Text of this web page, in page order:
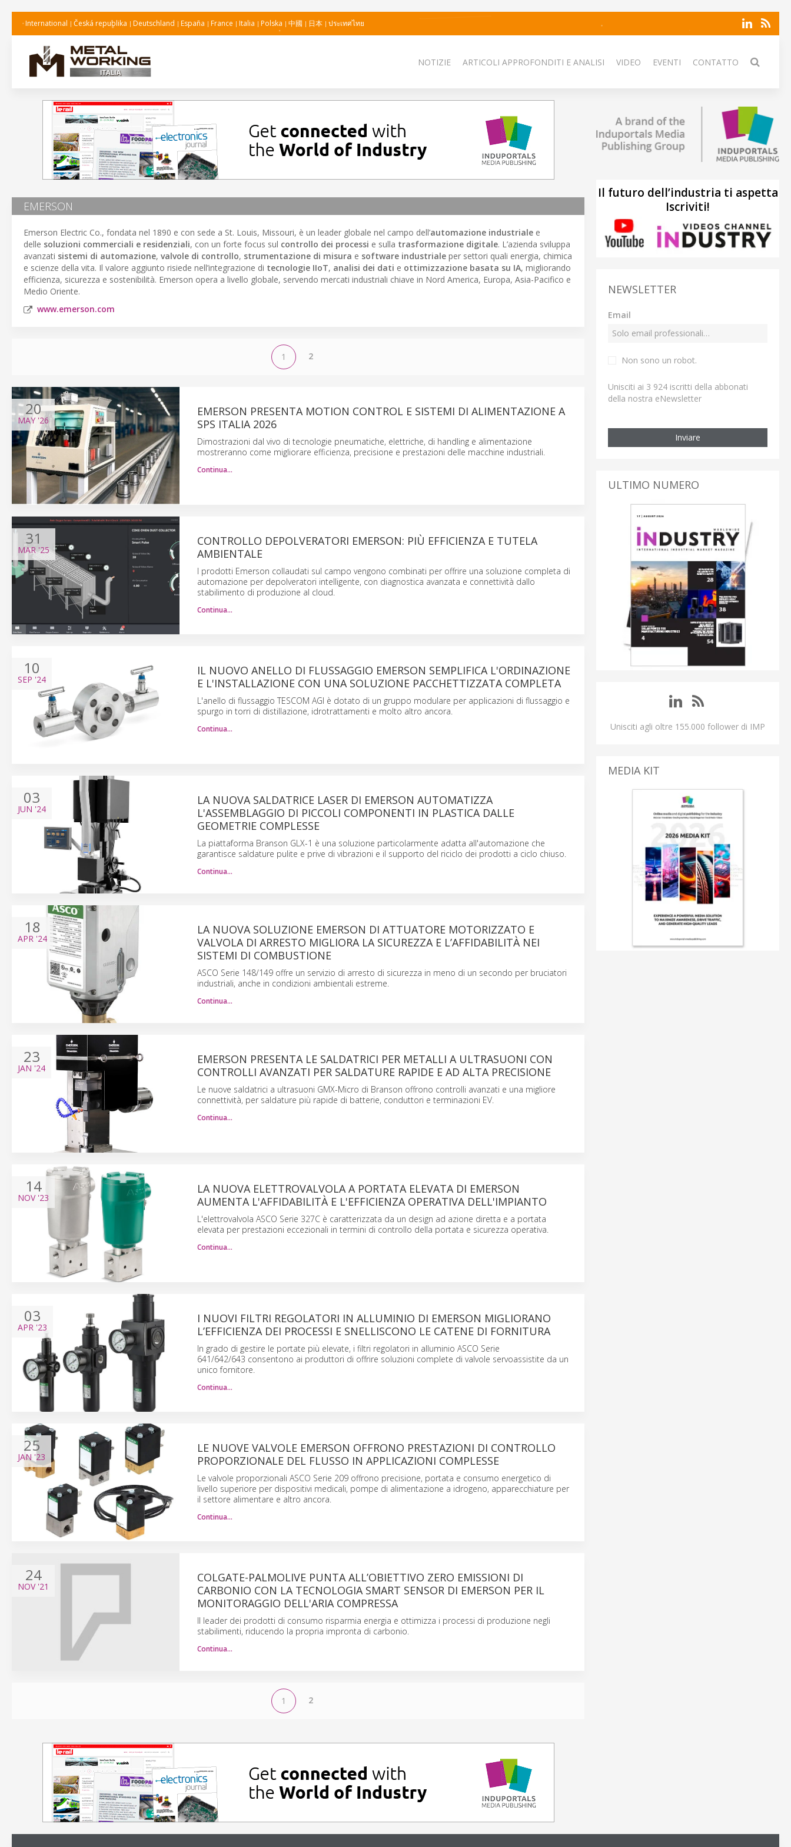
International Česká republika Deutschland España France Italia Polska 中國 日本 ประเทศไทย
NOTIZIE ARTICOLI APPROFONDITI E ANALISI VIDEO EVENTI CONTATTO
EMERSON
Emerson Electric Co., fondata nel 1890 e con sede a St. Louis, Missouri, è un leader globale nel campo dell’automazione industriale e
delle soluzioni commerciali e residenziali, con un forte focus sul controllo dei processi e sulla trasformazione digitale. L’azienda sviluppa
avanzati sistemi di automazione, valvole di controllo, strumentazione di misura e software industriale per settori quali energia, chimica
e scienze della vita. Il valore aggiunto risiede nell’integrazione di tecnologie IIoT, analisi dei dati e ottimizzazione basata su IA, migliorando
efficienza, sicurezza e sostenibilità. Emerson opera a livello globale, servendo mercati industriali chiave in Nord America, Europa, Asia-Pacifico e
Medio Oriente.
www.emerson.com
1 2
20
MAY '26
EMERSON PRESENTA MOTION CONTROL E SISTEMI DI ALIMENTAZIONE A
SPS ITALIA 2026
Dimostrazioni dal vivo di tecnologie pneumatiche, elettriche, di handling e alimentazione
mostreranno come migliorare efficienza, precisione e prestazioni delle macchine industriali.
Continua…
31
MAR'25
CONTROLLO DEPOLVERATORI EMERSON: PIÙ EFFICIENZA E TUTELA
AMBIENTALE
I prodotti Emerson collaudati sul campo vengono combinati per offrire una soluzione completa di
automazione per depolveratori intelligente, con diagnostica avanzata e connettività dallo
stabilimento di produzione al cloud.
Continua…
10
SEP '24
IL NUOVO ANELLO DI FLUSSAGGIO EMERSON SEMPLIFICA L'ORDINAZIONE
E L'INSTALLAZIONE CON UNA SOLUZIONE PACCHETTIZZATA COMPLETA
L'anello di flussaggio TESCOM AGI è dotato di un gruppo modulare per applicazioni di flussaggio e
spurgo in torri di distillazione, idrotrattamenti e molto altro ancora.
Continua…
03
JUN '24
LA NUOVA SALDATRICE LASER DI EMERSON AUTOMATIZZA
L'ASSEMBLAGGIO DI PICCOLI COMPONENTI IN PLASTICA DALLE
GEOMETRIE COMPLESSE
La piattaforma Branson GLX-1 è una soluzione particolarmente adatta all'automazione che
garantisce saldature pulite e prive di vibrazioni e il supporto del riciclo dei prodotti a ciclo chiuso.
Continua…
18
APR '24
LA NUOVA SOLUZIONE EMERSON DI ATTUATORE MOTORIZZATO E
VALVOLA DI ARRESTO MIGLIORA LA SICUREZZA E L’AFFIDABILITÀ NEI
SISTEMI DI COMBUSTIONE
ASCO Serie 148/149 offre un servizio di arresto di sicurezza in meno di un secondo per bruciatori
industriali, anche in condizioni ambientali estreme.
Continua…
23
JAN '24
EMERSON PRESENTA LE SALDATRICI PER METALLI A ULTRASUONI CON
CONTROLLI AVANZATI PER SALDATURE RAPIDE E AD ALTA PRECISIONE
Le nuove saldatrici a ultrasuoni GMX-Micro di Branson offrono controlli avanzati e una migliore
connettività, per saldature più rapide di batterie, conduttori e terminazioni EV.
Continua…
14
NOV'23
LA NUOVA ELETTROVALVOLA A PORTATA ELEVATA DI EMERSON
AUMENTA L'AFFIDABILITÀ E L'EFFICIENZA OPERATIVA DELL'IMPIANTO
L'elettrovalvola ASCO Serie 327C è caratterizzata da un design ad azione diretta e a portata
elevata per prestazioni eccezionali in termini di controllo della portata e sicurezza operativa.
Continua…
03
APR '23
I NUOVI FILTRI REGOLATORI IN ALLUMINIO DI EMERSON MIGLIORANO
L’EFFICIENZA DEI PROCESSI E SNELLISCONO LE CATENE DI FORNITURA
In grado di gestire le portate più elevate, i filtri regolatori in alluminio ASCO Serie
641/642/643 consentono ai produttori di offrire soluzioni complete di valvole servoassistite da un
unico fornitore.
Continua…
25
JAN '23
LE NUOVE VALVOLE EMERSON OFFRONO PRESTAZIONI DI CONTROLLO
PROPORZIONALE DEL FLUSSO IN APPLICAZIONI COMPLESSE
Le valvole proporzionali ASCO Serie 209 offrono precisione, portata e consumo energetico di
livello superiore per dispositivi medicali, pompe di alimentazione a idrogeno, apparecchiature per
il settore alimentare e altro ancora.
Continua…
24
NOV'21
COLGATE-PALMOLIVE PUNTA ALL’OBIETTIVO ZERO EMISSIONI DI
CARBONIO CON LA TECNOLOGIA SMART SENSOR DI EMERSON PER IL
MONITORAGGIO DELL'ARIA COMPRESSA
Il leader dei prodotti di consumo risparmia energia e ottimizza i processi di produzione negli
stabilimenti, riducendo la propria impronta di carbonio.
Continua…
1 2
Il futuro dell’industria ti aspetta
Iscriviti!
NEWSLETTER
Email
Non sono un robot.
Unisciti ai 3 924 iscritti della abbonati
della nostra eNewsletter
Inviare
ULTIMO NUMERO
Unisciti agli oltre 155.000 follower di IMP
MEDIA KIT